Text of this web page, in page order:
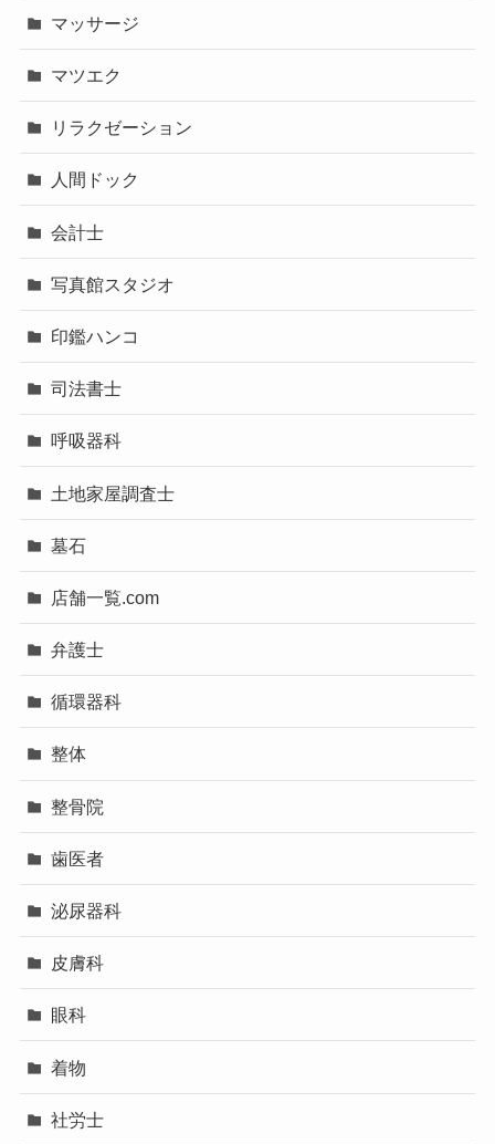
マッサージ
マツエク
リラクゼーション
人間ドック
会計士
写真館スタジオ
印鑑ハンコ
司法書士
呼吸器科
土地家屋調査士
墓石
店舗一覧.com
弁護士
循環器科
整体
整骨院
歯医者
泌尿器科
皮膚科
眼科
着物
社労士